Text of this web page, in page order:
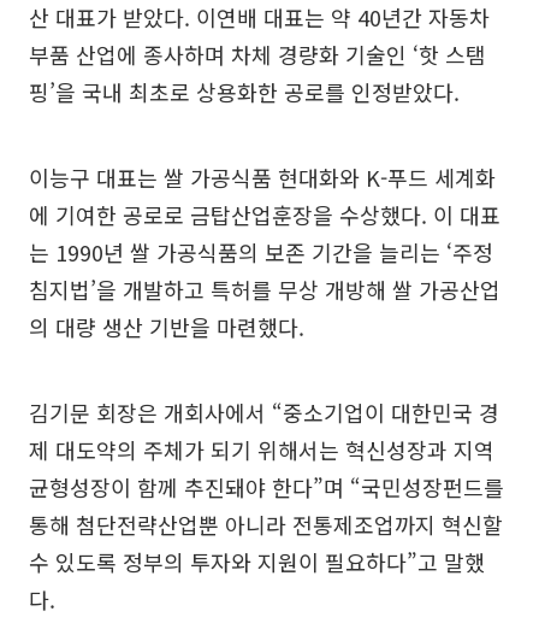
산 대표가 받았다. 이연배 대표는 약 40년간 자동차
부품 산업에 종사하며 차체 경량화 기술인 ‘핫 스탬
핑’을 국내 최초로 상용화한 공로를 인정받았다.
이능구 대표는 쌀 가공식품 현대화와 K-푸드 세계화
에 기여한 공로로 금탑산업훈장을 수상했다. 이 대표
는 1990년 쌀 가공식품의 보존 기간을 늘리는 ‘주정
침지법’을 개발하고 특허를 무상 개방해 쌀 가공산업
의 대량 생산 기반을 마련했다.
김기문 회장은 개회사에서 “중소기업이 대한민국 경
제 대도약의 주체가 되기 위해서는 혁신성장과 지역
균형성장이 함께 추진돼야 한다”며 “국민성장펀드를
통해 첨단전략산업뿐 아니라 전통제조업까지 혁신할
수 있도록 정부의 투자와 지원이 필요하다”고 말했
다.